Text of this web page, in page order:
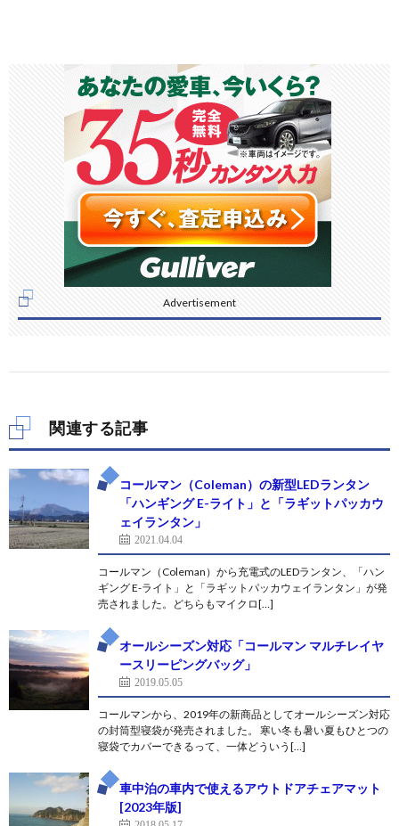
Advertisement
関連する記事
コールマン（Coleman）の新型LEDランタン
「ハンギング E-ライト」と「ラギットパッカウ
ェイランタン」
2021.04.04
コールマン（Coleman）から充電式のLEDランタン、「ハン
ギング E-ライト」と「ラギットパッカウェイランタン」が発
売されました。どちらもマイクロ[…]
オールシーズン対応「コールマン マルチレイヤ
ースリーピングバッグ」
2019.05.05
コールマンから、2019年の新商品としてオールシーズン対応
の封筒型寝袋が発売されました。 寒い冬も暑い夏もひとつの
寝袋でカバーできるって、一体どういう[…]
車中泊の車内で使えるアウトドアチェアマット
[2023年版]